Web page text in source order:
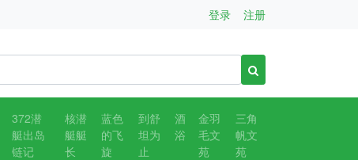
登录 注册
372潜
艇出岛
链记
核潜
艇艇
长
蓝色
的飞
旋
到舒
坦为
止
酒
浴
金羽
毛文
苑
三角
帆文
苑